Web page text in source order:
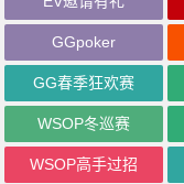
GGpoker
GG春季狂欢赛
WSOP冬巡赛
WSOP高手过招